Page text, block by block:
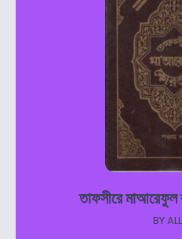
তাফসীরে
BY